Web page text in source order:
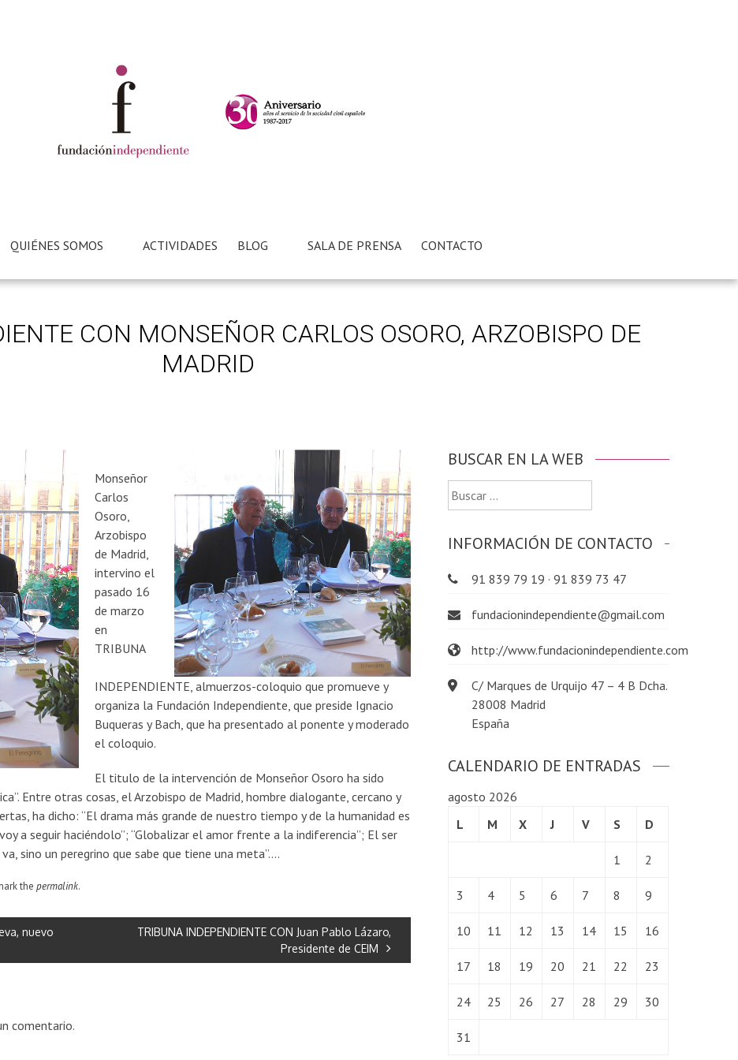
QUIÉNES SOMOS ACTIVIDADES BLOG SALA DE PRENSA CONTACTO
CON MONSEÑOR CARLOS OSORO, ARZOBISPO DE
MADRID
Monseñor
Carlos
Osoro,
Arzobispo
de Madrid,
intervino el
pasado 16
de marzo
en
TRIBUNA
INDEPENDIENTE, almuerzos-coloquio que promueve y
organiza la Fundación Independiente, que preside Ignacio
Buqueras y Bach, que ha presentado al ponente y moderado
el coloquio.
El titulo de la intervención de Monseñor Osoro ha sido
Entre otras cosas, el Arzobispo de Madrid, hombre dialogante, cercano y
ha dicho: “El drama más grande de nuestro tiempo y de la humanidad es
a seguir haciéndolo”; “Globalizar el amor frente a la indiferencia”; El ser
sino un peregrino que sabe que tiene una meta”….
the permalink.
nuevo
TRIBUNA INDEPENDIENTE CON Juan Pablo Lázaro,
Presidente de CEIM
comentario.
BUSCAR EN LA WEB
Buscar:
INFORMACIÓN DE CONTACTO
91 839 79 19 · 91 839 73 47
fundacionindependiente@gmail.com
http://www.fundacionindependiente.com
C/ Marques de Urquijo 47 – 4 B Dcha.
28008 Madrid
España
CALENDARIO DE ENTRADAS
agosto 2026
L
M X J V S D
1 2
3 4 5 6 7 8 9
10 11 12 13 14 15 16
17 18 19 20 21 22 23
24 25 26 27 28 29 30
31